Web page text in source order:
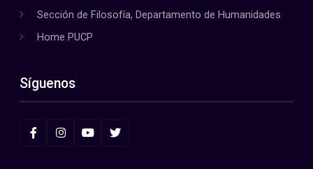
Sección de Filosofía, Departamento de Humanidades
Home PUCP
Síguenos